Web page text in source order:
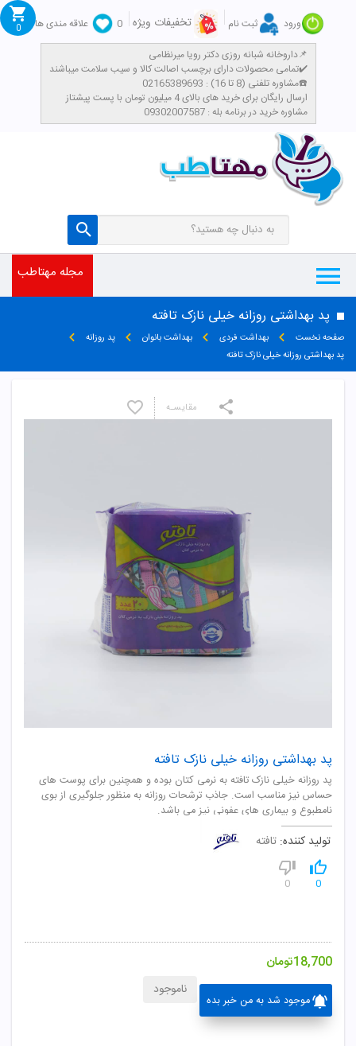
ورود ثبت نام تخفیفات ویژه 0
علاقه مندی ها
داروخانه شبانه روزی دکتر رویا میرنظامی📌
تمامی محصولات دارای برچسب اصالت کالا و سیب سلامت میباشند✔️
مشاوره تلفنی (8 تا 16) : 02165389693☎️
​ارسال رایگان برای خرید های بالای 4 میلیون تومان با پست پیشتاز
مشاوره خرید در برنامه بله : 09302007587
0
مجله مهتاطب
پد بهداشتی روزانه خیلی نازک تافته
صفحه نخست بهداشت فردی بهداشت بانوان
پد روزانه
پد بهداشتی روزانه خیلی نازک تافته
پد بهداشتی روزانه خیلی نازک تافته
پد روزانه خیلی نازک تافته به نرمی کتان بوده و همچنین برای پوست های
حساس نیز مناسب است. جاذب ترشحات روزانه به منظور جلوگیری از بوی
نامطبوع و بیماری های عفونی نیز می باشد.
تولید کننده: تافته
0
0
18,700تومان
موجود شد به من خبر بده
ناموجود
مقایسـه